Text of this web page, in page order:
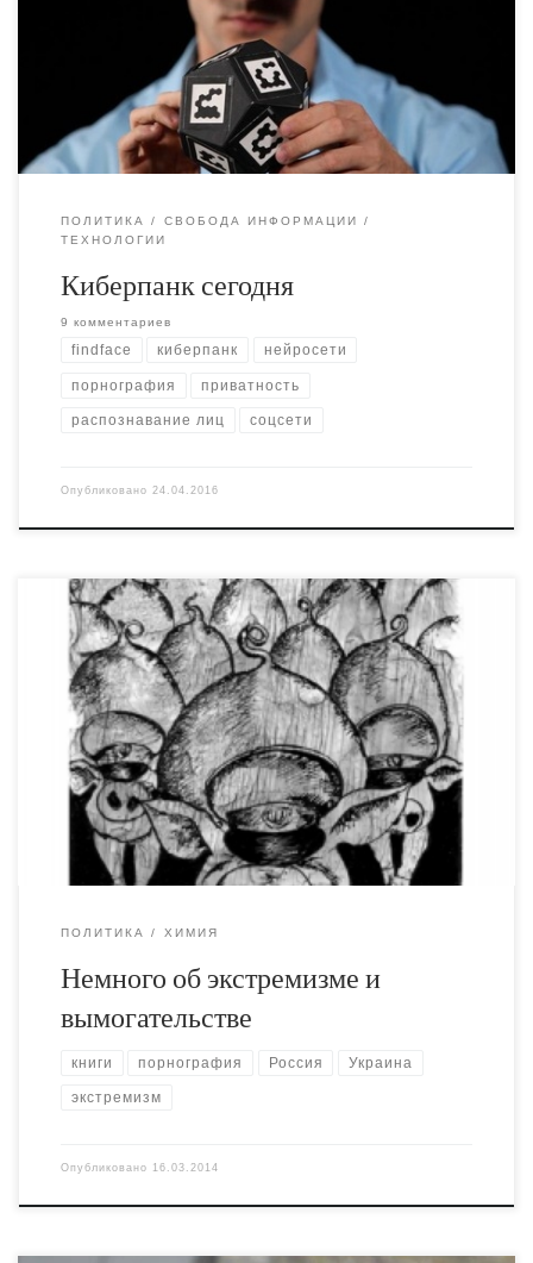
используют приложение для поиска по лицам (findface) с
целью деанонимизации и травли в сети анонимных
ПОЛИТИКА
СВОБОДА ИНФОРМАЦИИ
ТЕХНОЛОГИИ
Киберпанк сегодня
9 комментариев
findface киберпанк нейросети
порнография приватность
распознавание лиц соцсети
Опубликовано 24.04.2016
Чуть больше года назад я ехал на поезде из Москвы в
Киев. На границе таможенники увидели у меня
несколько книг из Фаланстера, спросили "не
экстремистские ли они". Я выпучил глаза и спросил что-
то наподобие "а что такое экстремизм?
ПОЛИТИКА ХИМИЯ
Немного об экстремизме и
вымогательстве
книги порнография Россия Украина
экстремизм
Опубликовано 16.03.2014